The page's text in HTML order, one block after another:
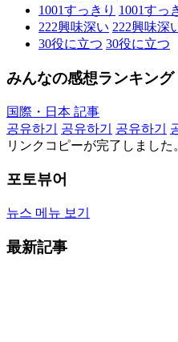
1001すっきり 1001すっ
222興味深い 222興味深
30役に立つ 30役に立つ
みんなの感想ランキング
国際・日本 記事
공유하기
공유하기 공유하기
リンクコピーが完了しました
포토뷰어
뉴스 메뉴 보기
最新記事